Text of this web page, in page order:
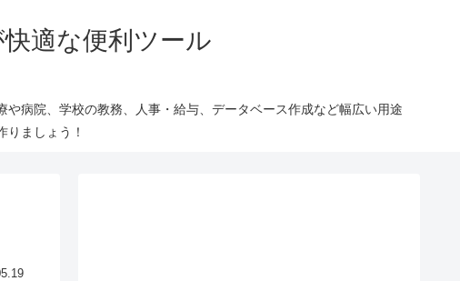
適な便利ツール
病院、学校の教務、人事・給与、データベース作成など幅広い用途
ましょう！